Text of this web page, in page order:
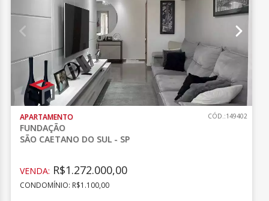
APARTAMENTO
FUNDAÇÃO
SÃO CAETANO DO SUL - SP
CÓD.:149402
VENDA: R$1.272.000,00
CONDOMÍNIO: R$1.100,00